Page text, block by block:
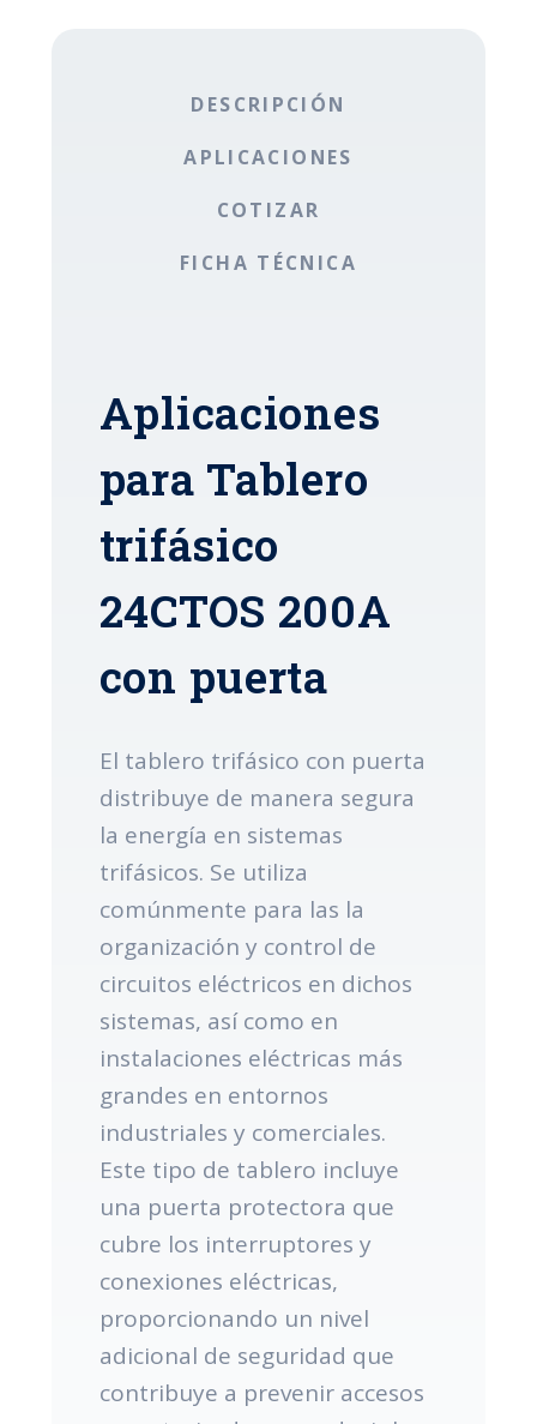
DESCRIPCIÓN
APLICACIONES
COTIZAR
FICHA TÉCNICA
Aplicaciones
para Tablero
trifásico
24CTOS 200A
con puerta
El tablero trifásico con puerta
distribuye de manera segura
la energía en sistemas
trifásicos. Se utiliza
comúnmente para las la
organización y control de
circuitos eléctricos en dichos
sistemas, así como en
instalaciones eléctricas más
grandes en entornos
industriales y comerciales.
Este tipo de tablero incluye
una puerta protectora que
cubre los interruptores y
conexiones eléctricas,
proporcionando un nivel
adicional de seguridad que
contribuye a prevenir accesos